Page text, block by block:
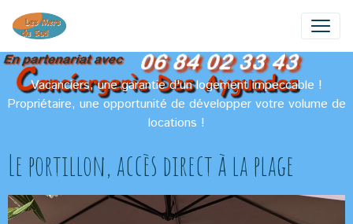
Vacanciers, une garantie d'un logement impeccable !
Propriétaire, une opportunité de développer votre volume de
locations !
Le portillon, accès direct à la plage